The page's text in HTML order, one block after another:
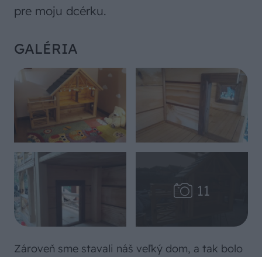
pre moju dcérku.
GALÉRIA
Zároveň sme stavali náš veľký dom, a tak bolo